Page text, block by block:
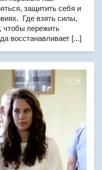
защитить себя и
Где взять силы,
чтобы пережить
восстанавливает [...]